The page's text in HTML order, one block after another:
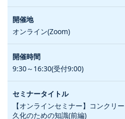
オンライン(Zoom)
9:30～16:30(受付9:00)
【オンラインセミナー】コンクリ
久化のための知識(前編)